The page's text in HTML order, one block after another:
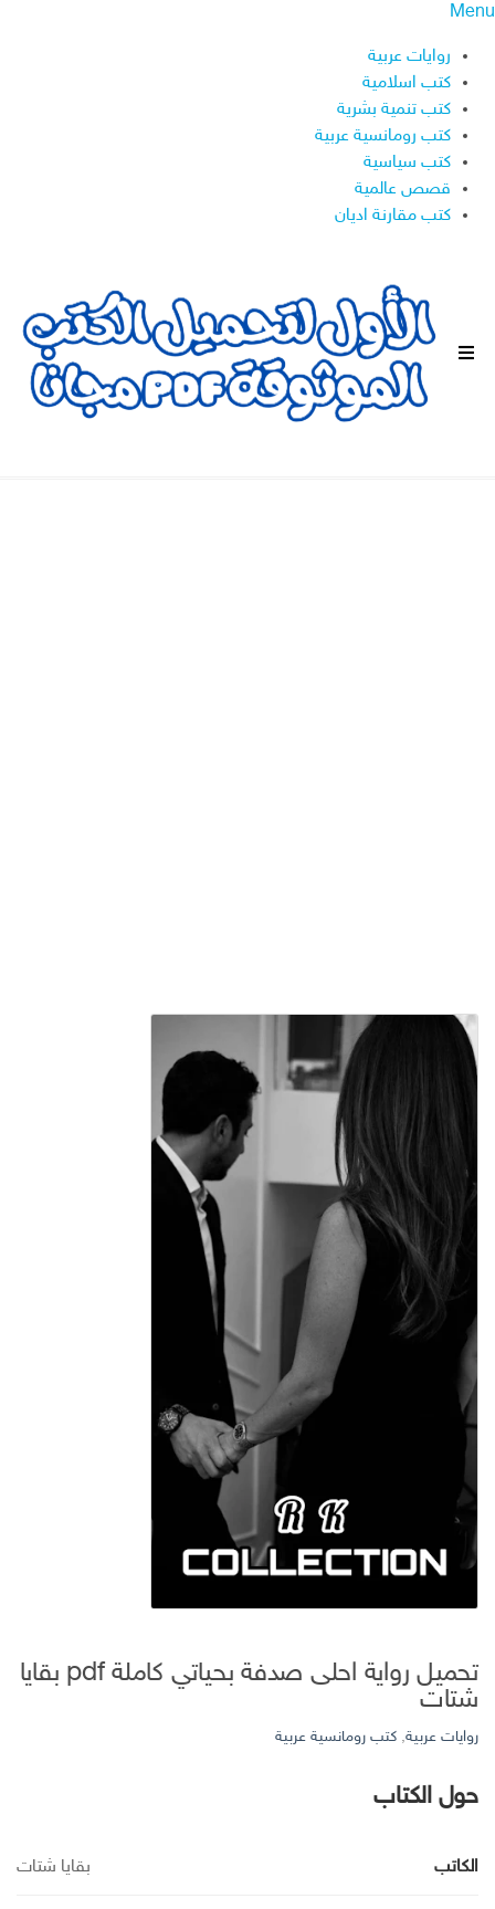
Menu
روايات عربية
كتب اسلامية
كتب تنمية بشرية
كتب رومانسية عربية
كتب سياسية
قصص عالمية
كتب مقارنة اديان
ا
تحميل رواية احلى صدفة بحياتي كاملة pdf بقايا
شتات
روايات عربية, كتب رومانسية عربية
حول الكتاب
الكاتب بقايا شتات